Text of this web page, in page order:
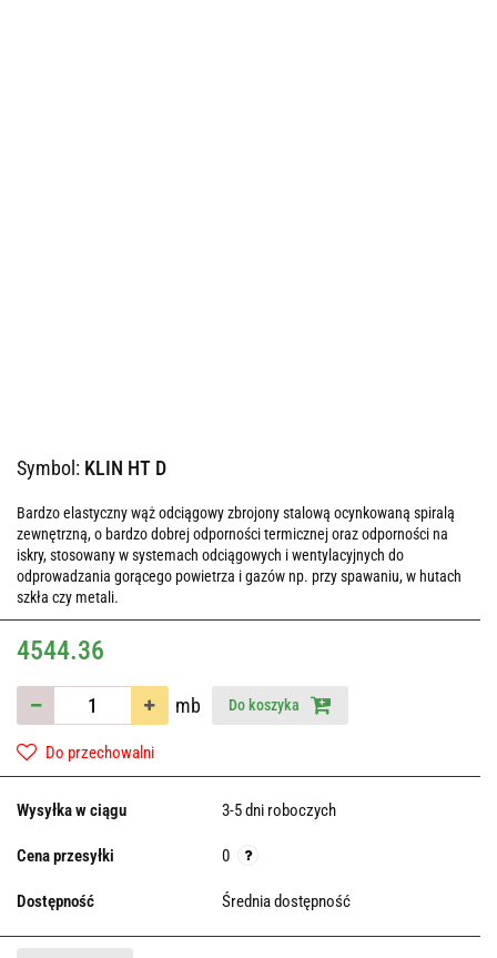
Symbol: KLIN HT D
Bardzo elastyczny wąż odciągowy zbrojony stalową ocynkowaną spiralą
zewnętrzną, o bardzo dobrej odporności termicznej oraz odporności na
iskry, stosowany w systemach odciągowych i wentylacyjnych do
odprowadzania gorącego powietrza i gazów np. przy spawaniu, w hutach
szkła czy metali.
4544.36
mb Do koszyka
Do przechowalni
Wysyłka w ciągu 3-5 dni roboczych
Cena przesyłki 0
Dostępność Średnia dostępność